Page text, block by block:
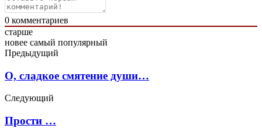
0 комментариев
старше
новее самый популярный
Предыдущий
О, сладкое смятение души…
Следующий
Прости …